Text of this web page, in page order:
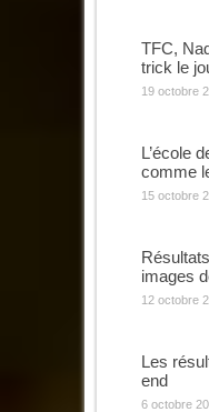
TFC,
trick le
19 octobre
L’école
comme
15 octobre
images
12 octobre
Les
end
6 octobre